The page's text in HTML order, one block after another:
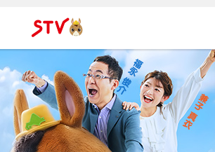
ＳＴＶ札
幌テレビ